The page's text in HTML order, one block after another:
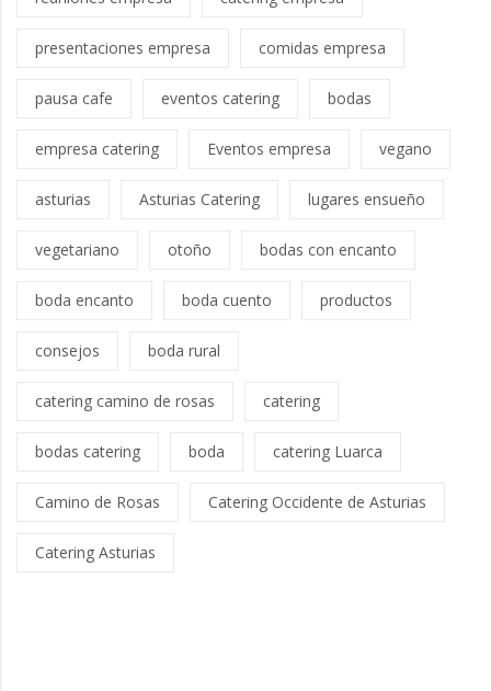
presentaciones empresa comidas empresa
pausa cafe eventos catering bodas
empresa catering Eventos empresa vegano
asturias Asturias Catering lugares ensueño
vegetariano otoño bodas con encanto
boda encanto boda cuento productos
consejos boda rural
catering camino de rosas catering
bodas catering boda catering Luarca
Camino de Rosas Catering Occidente de Asturias
Catering Asturias